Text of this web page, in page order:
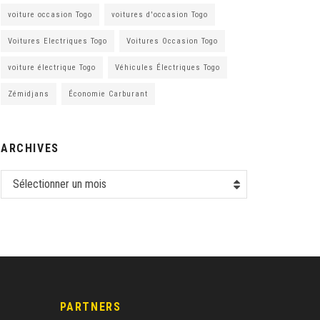
voiture occasion Togo voitures d'occasion Togo
Voitures Electriques Togo Voitures Occasion Togo
voiture électrique Togo Véhicules Électriques Togo
Zémidjans Économie Carburant
ARCHIVES
Sélectionner un mois
PARTNERS